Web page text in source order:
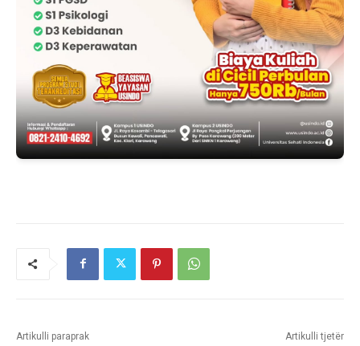
Artikulli paraprak Artikulli tjetër